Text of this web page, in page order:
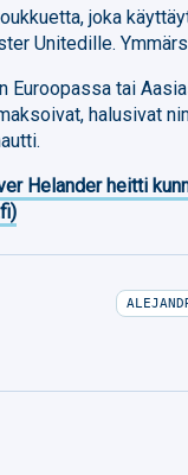
joka
Unitedille.
Euroopassa tai
halusivat
Helander heitti